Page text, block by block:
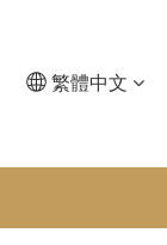
繁體中文